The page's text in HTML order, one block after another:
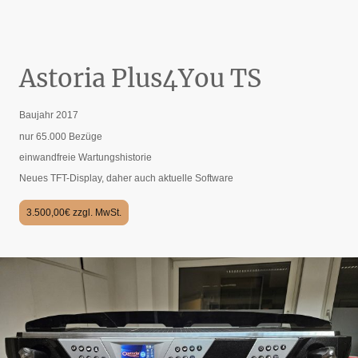
Astoria Plus4You TS
Baujahr 2017
nur 65.000 Bezüge
einwandfreie Wartungshistorie
Neues TFT-Display, daher auch aktuelle Software
3.500,00€ zzgl. MwSt.